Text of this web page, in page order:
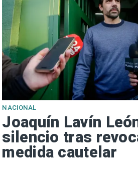
NACIONAL
Joaquín Lavín
silencio tras
medida cautelar